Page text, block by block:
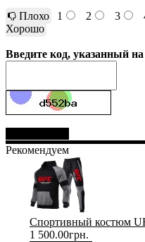
Плохо 1 2 3
Хорошо
Введите код, указанный
Рекомендуем
Спортивный костюм
1 500.00грн.